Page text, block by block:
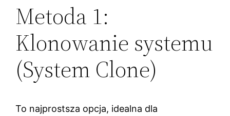
Metoda 1:
Klonowanie systemu
(System Clone)
To najprostsza opcja, idealna dla